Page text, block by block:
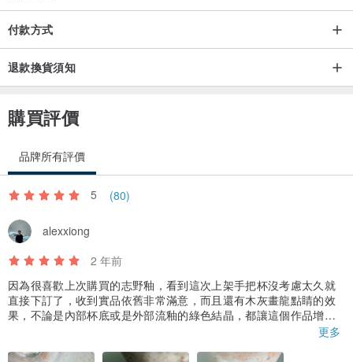
付款方式
退款換貨須知
購買評價
品牌所有評價
5 (80)
alexxiong
2 年前
因為很喜歡上次購買的志野釉，看到這次上架手把杯沒考慮太久就
直接下訂了，收到實品依舊非常滿意，而且還有木灰畫龍點睛的效
果，不論是內部杯底或是外部流釉的綠色結晶，都讓這個作品增添
迷人的獨特性，當然志野釉本身的開片和土質還原出的鐵斑已經非
更多